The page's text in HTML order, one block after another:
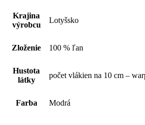
Krajina
výrobcu
Lotyšsko
Zloženie 100 % ľan
Hustota
látky
počet vlákien na 10 cm –
Farba Modrá